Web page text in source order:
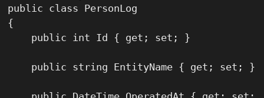
public class PersonLog
{
    public int Id { get; set; }
    public string EntityName { get; set; }